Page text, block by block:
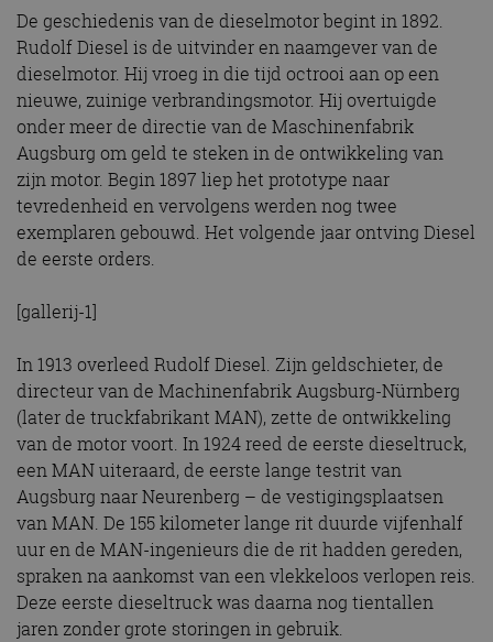
De geschiedenis van de dieselmotor begint in 1892.
Rudolf Diesel is de uitvinder en naamgever van de
dieselmotor. Hij vroeg in die tijd octrooi aan op een
nieuwe, zuinige verbrandingsmotor. Hij overtuigde
onder meer de directie van de Maschinenfabrik
Augsburg om geld te steken in de ontwikkeling van
zijn motor. Begin 1897 liep het prototype naar
tevredenheid en vervolgens werden nog twee
exemplaren gebouwd. Het volgende jaar ontving Diesel
de eerste orders.
[gallerij-1]
In 1913 overleed Rudolf Diesel. Zijn geldschieter, de
directeur van de Machinenfabrik Augsburg-Nürnberg
(later de truckfabrikant MAN), zette de ontwikkeling
van de motor voort. In 1924 reed de eerste dieseltruck,
een MAN uiteraard, de eerste lange testrit van
Augsburg naar Neurenberg – de vestigingsplaatsen
van MAN. De 155 kilometer lange rit duurde vijfenhalf
uur en de MAN-ingenieurs die de rit hadden gereden,
spraken na aankomst van een vlekkeloos verlopen reis.
Deze eerste dieseltruck was daarna nog tientallen
jaren zonder grote storingen in gebruik.